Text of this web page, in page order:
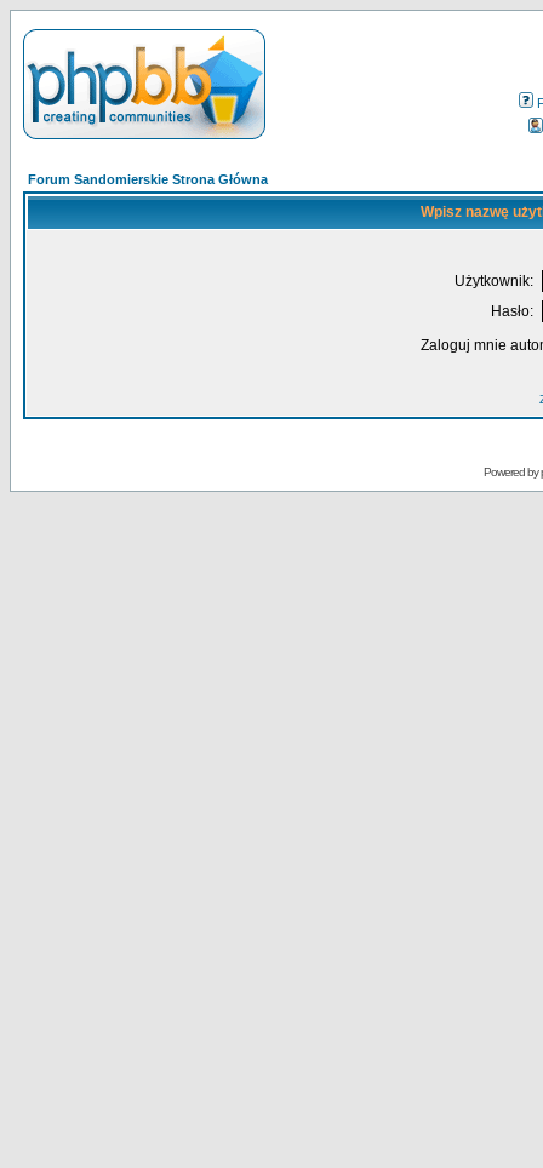
Forum Sandomierskie Strona Główna
Wpisz nazwę
Użytkownik:
Hasło:
Zaloguj mnie
Powered by